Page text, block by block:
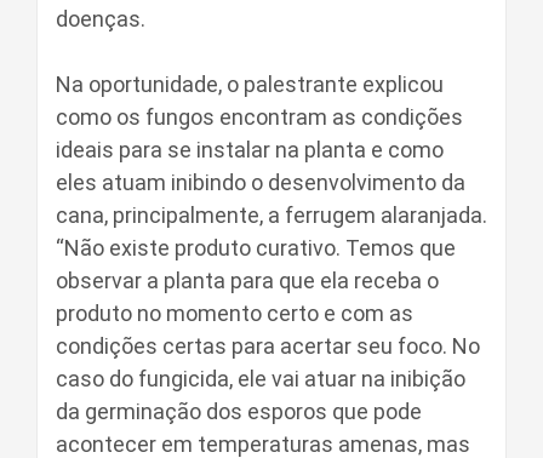
doenças.
Na oportunidade, o palestrante explicou
como os fungos encontram as condições
ideais para se instalar na planta e como
eles atuam inibindo o desenvolvimento da
cana, principalmente, a ferrugem alaranjada.
“Não existe produto curativo. Temos que
observar a planta para que ela receba o
produto no momento certo e com as
condições certas para acertar seu foco. No
caso do fungicida, ele vai atuar na inibição
da germinação dos esporos que pode
acontecer em temperaturas amenas, mas